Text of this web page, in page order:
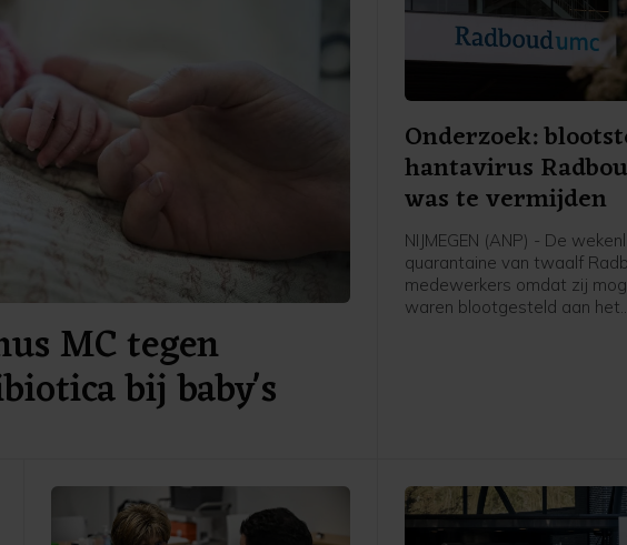
MC tegen
bij baby's
Onderzoek:
hantavirus
was te vermijden
NIJMEGEN (ANP) - De
quarantaine van twaalf
medewerkers omdat zij
waren blootgesteld aan het